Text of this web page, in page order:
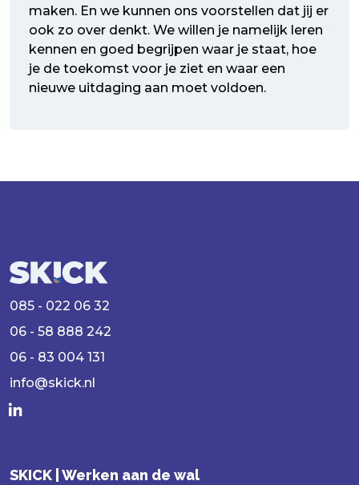
maken. En we kunnen ons voorstellen dat jij er
ook zo over denkt. We willen je namelijk leren
kennen en goed begrijpen waar je staat, hoe
je de toekomst voor je ziet en waar een
nieuwe uitdaging aan moet voldoen.
085 - 022 06 32
06 - 58 888 242
06 - 83 004 131
info@skick.nl
SKICK | Werken aan de wal